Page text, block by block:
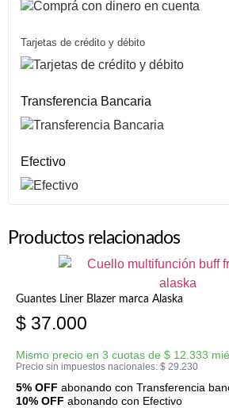
Tarjetas de crédito y débito
Transferencia Bancaria
Efectivo
Productos relacionados
Guantes Liner Blazer marca Alaska
$ 37.000
Mismo precio en 3 cuotas de $ 12.333
Precio sin impuestos nacionales: $ 29.230
5% OFF abonando con Transferencia
10% OFF abonando con Efectivo